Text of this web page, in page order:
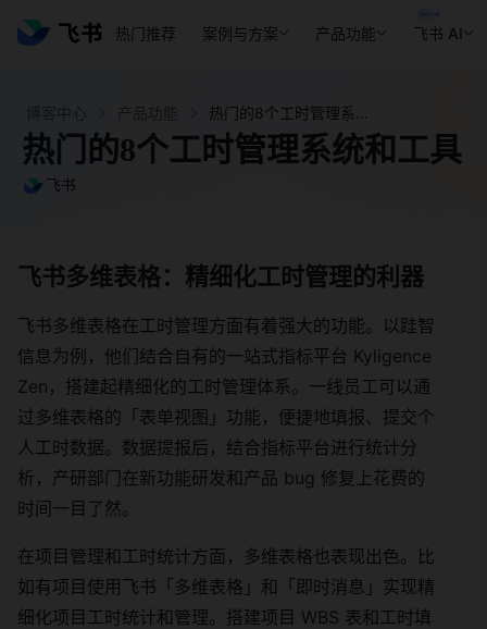
热门推荐 案例与方案 产品功能 飞书 AI
热门的8个工时管理系统和工具
飞书
飞书多维表格：精细化工时管理的利器
飞书多维表格在工时管理方面有着强大的功能。以跬智
信息为例，他们结合自有的一站式指标平台 Kyligence
Zen，搭建起精细化的工时管理体系。一线员工可以通
过多维表格的「表单视图」功能，便捷地填报、提交个
人工时数据。数据提报后，结合指标平台进行统计分
析，产研部门在新功能研发和产品 bug 修复上花费的
时间一目了然。
在项目管理和工时统计方面，多维表格也表现出色。比
如有项目使用飞书「多维表格」和「即时消息」实现精
细化项目工时统计和管理。搭建项目 WBS 表和工时填